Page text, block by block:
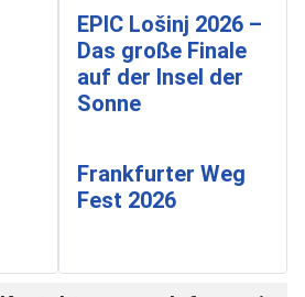
EPIC Lošinj 2026 –
Das große Finale
auf der Insel der
Sonne
Frankfurter Weg
Fest 2026